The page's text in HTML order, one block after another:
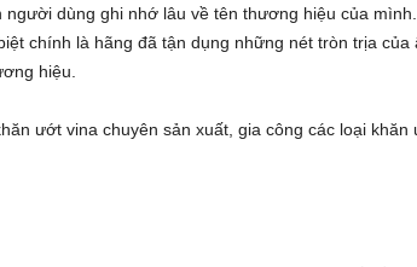
dùng ghi nhớ lâu về tên thương hiệu của mình.
chính là hãng đã tận dụng những nét tròn trịa của
hiệu.
ướt vina chuyên sản xuất, gia công các loại khăn